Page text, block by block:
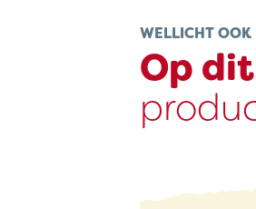
WELLICHT OOK
Op